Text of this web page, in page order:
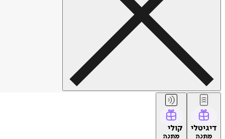
דיגיטלי
מתנה
קולי
מתנה